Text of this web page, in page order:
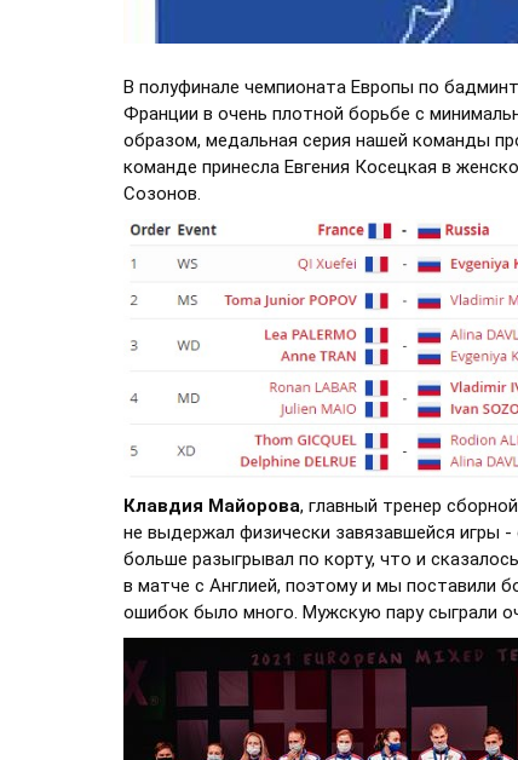
В полуфинале чемпионата Европы по
Франции в очень плотной борьбе с
образом, медальная серия нашей команды
команде принесла Евгения Косецкая в
Созонов.
Клавдия Майорова, главный тренер
не выдержал физически завязавшейся игры -
больше разыгрывал по корту, что и
в матче с Англией, поэтому и мы поставили
ошибок было много. Мужскую пару сыграли